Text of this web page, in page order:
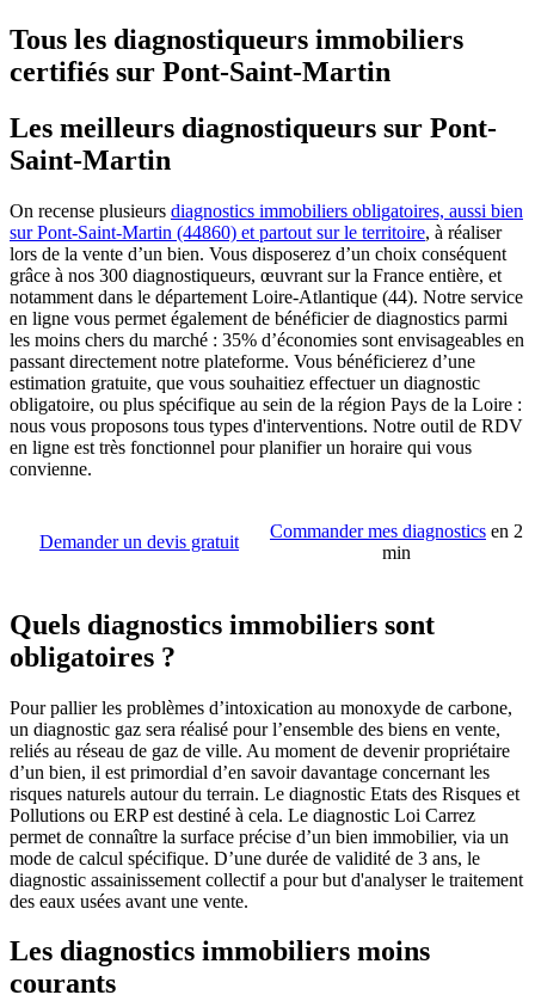
Tous les diagnostiqueurs immobiliers
certifiés sur Pont-Saint-Martin
Les meilleurs diagnostiqueurs sur Pont-
Saint-Martin
On recense plusieurs diagnostics immobiliers obligatoires, aussi bien
sur Pont-Saint-Martin (44860) et partout sur le territoire, à réaliser
lors de la vente d’un bien. Vous disposerez d’un choix conséquent
grâce à nos 300 diagnostiqueurs, œuvrant sur la France entière, et
notamment dans le département Loire-Atlantique (44). Notre service
en ligne vous permet également de bénéficier de diagnostics parmi
les moins chers du marché : 35% d’économies sont envisageables en
passant directement notre plateforme. Vous bénéficierez d’une
estimation gratuite, que vous souhaitiez effectuer un diagnostic
obligatoire, ou plus spécifique au sein de la région Pays de la Loire :
nous vous proposons tous types d'interventions. Notre outil de RDV
en ligne est très fonctionnel pour planifier un horaire qui vous
convienne.
Demander un devis gratuit
Commander mes diagnostics en 2
min
Quels diagnostics immobiliers sont
obligatoires ?
Pour pallier les problèmes d’intoxication au monoxyde de carbone,
un diagnostic gaz sera réalisé pour l’ensemble des biens en vente,
reliés au réseau de gaz de ville. Au moment de devenir propriétaire
d’un bien, il est primordial d’en savoir davantage concernant les
risques naturels autour du terrain. Le diagnostic Etats des Risques et
Pollutions ou ERP est destiné à cela. Le diagnostic Loi Carrez
permet de connaître la surface précise d’un bien immobilier, via un
mode de calcul spécifique. D’une durée de validité de 3 ans, le
diagnostic assainissement collectif a pour but d'analyser le traitement
des eaux usées avant une vente.
Les diagnostics immobiliers moins
courants